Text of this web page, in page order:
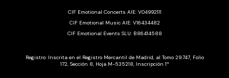
CIF Emotional Concerts AIE: V04992111
CIF Emotional Music AIE: V16434482
CIF Emotional Events SLU: B86414588
Registro: Inscrita en el Registro Mercantil de Madrid, al Tomo 29.747, Folio
172, Sección 8, Hoja M-535218, Inscripción 1ª